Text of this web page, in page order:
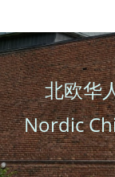
to
content
北欧华
Nordic